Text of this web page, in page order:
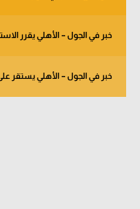
خبر في الجول – الأهلي يقرر
خبر في الجول – الأهلي يستقر